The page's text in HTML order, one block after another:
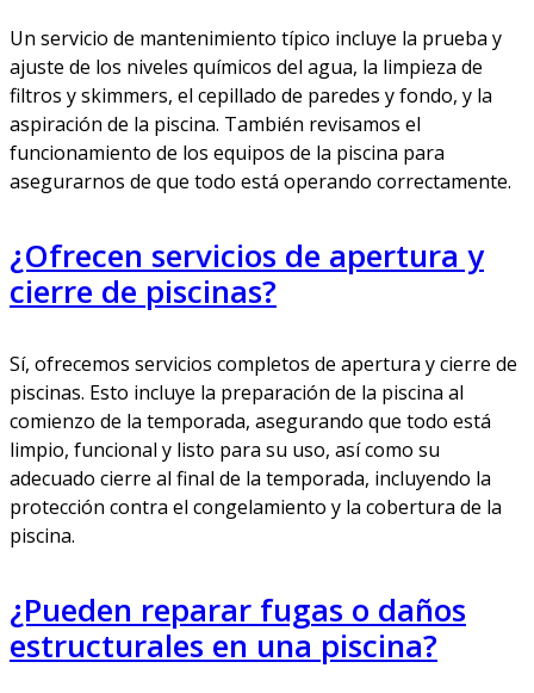
Un servicio de mantenimiento típico incluye la prueba y
ajuste de los niveles químicos del agua, la limpieza de
filtros y skimmers, el cepillado de paredes y fondo, y la
aspiración de la piscina. También revisamos el
funcionamiento de los equipos de la piscina para
asegurarnos de que todo está operando correctamente.
¿Ofrecen servicios de apertura y
cierre de piscinas?
Sí, ofrecemos servicios completos de apertura y cierre de
piscinas. Esto incluye la preparación de la piscina al
comienzo de la temporada, asegurando que todo está
limpio, funcional y listo para su uso, así como su
adecuado cierre al final de la temporada, incluyendo la
protección contra el congelamiento y la cobertura de la
piscina.
¿Pueden reparar fugas o daños
estructurales en una piscina?